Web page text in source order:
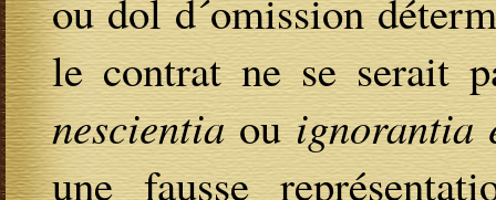
ou dol d´omission
le contrat ne se serait
nescientiaouignorantia
une fausse